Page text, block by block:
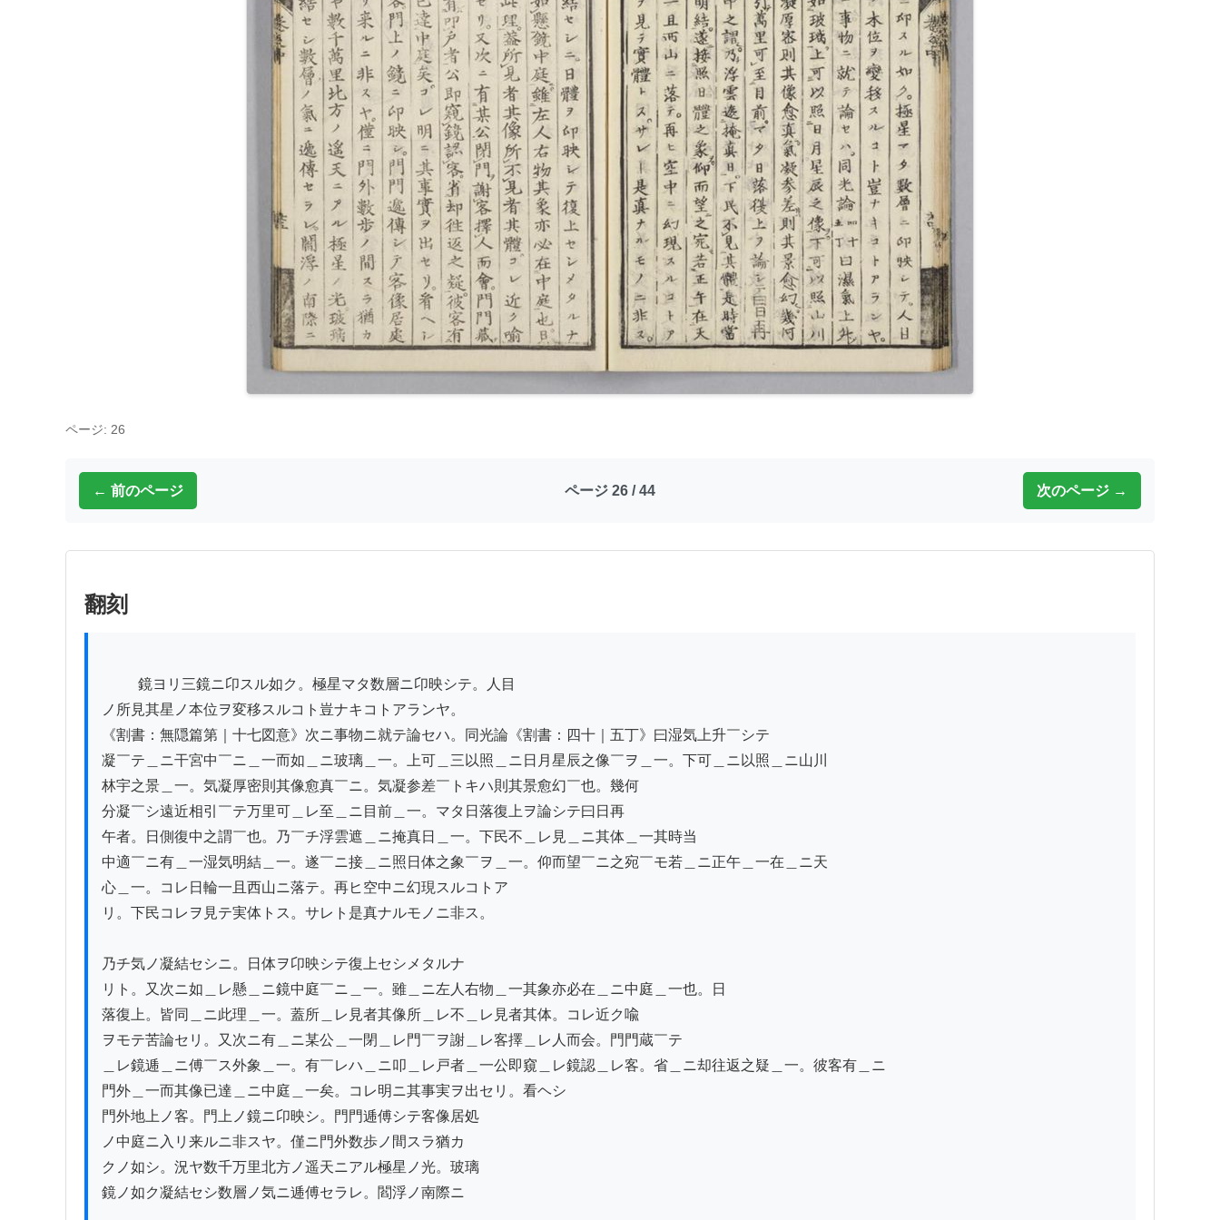
ページ: 26
← 前のページ ページ 26 / 44 次のページ →
翻刻
ノ所見其星ノ本位ヲ変移スルコト豈ナキコトアランヤ。
《割書：無隠篇第｜十七図意》次ニ事物ニ就テ論セハ。同光論《割書：四十｜五丁》曰湿気上升￣シテ
凝￣テ＿ニ干宮中￣ニ＿一而如＿ニ玻璃＿一。上可＿三以照＿ニ日月星辰之像￣ヲ＿一。下可＿ニ以照＿ニ山川
林宇之景＿一。気凝厚密則其像愈真￣ニ。気凝参差￣トキハ則其景愈幻￣也。幾何
分凝￣シ遠近相引￣テ万里可＿レ至＿ニ目前＿一。マタ日落復上ヲ論シテ曰日再
午者。日側復中之謂￣也。乃￣チ浮雲遮＿ニ掩真日＿一。下民不＿レ見＿ニ其体＿一其時当
中適￣ニ有＿一湿気明結＿一。遂￣ニ接＿ニ照日体之象￣ヲ＿一。仰而望￣ニ之宛￣モ若＿ニ正午＿一在＿ニ天
心＿一。コレ日輪一且西山ニ落テ。再ヒ空中ニ幻現スルコトア
リ。下民コレヲ見テ実体トス。サレト是真ナルモノニ非ス。
乃チ気ノ凝結セシニ。日体ヲ卬映シテ復上セシメタルナ
リト。又次ニ如＿レ懸＿ニ鏡中庭￣ニ＿一。雖＿ニ左人右物＿一其象亦必在＿ニ中庭＿一也。日
落復上。皆同＿ニ此理＿一。蓋所＿レ見者其像所＿レ不＿レ見者其体。コレ近ク喩
ヲモテ苦論セリ。又次ニ有＿ニ某公＿一閉＿レ門￣ヲ謝＿レ客擇＿レ人而会。門門蔵￣テ
＿レ鏡逓＿ニ傅￣ス外象＿一。有￣レハ＿ニ叩＿レ戸者＿一公即窺＿レ鏡認＿レ客。省＿ニ却往返之疑＿一。彼客有＿ニ
門外＿一而其像已達＿ニ中庭＿一矣。コレ明ニ其事実ヲ出セリ。看ヘシ
門外地上ノ客。門上ノ鏡ニ卬映シ。門門逓傅シテ客像居処
ノ中庭ニ入リ来ルニ非スヤ。僅ニ門外数歩ノ間スラ猶カ
クノ如シ。況ヤ数千万里北方ノ遥天ニアル極星ノ光。玻璃
鏡ノ如ク凝結セシ数層ノ気ニ逓傅セラレ。閻浮ノ南際ニ